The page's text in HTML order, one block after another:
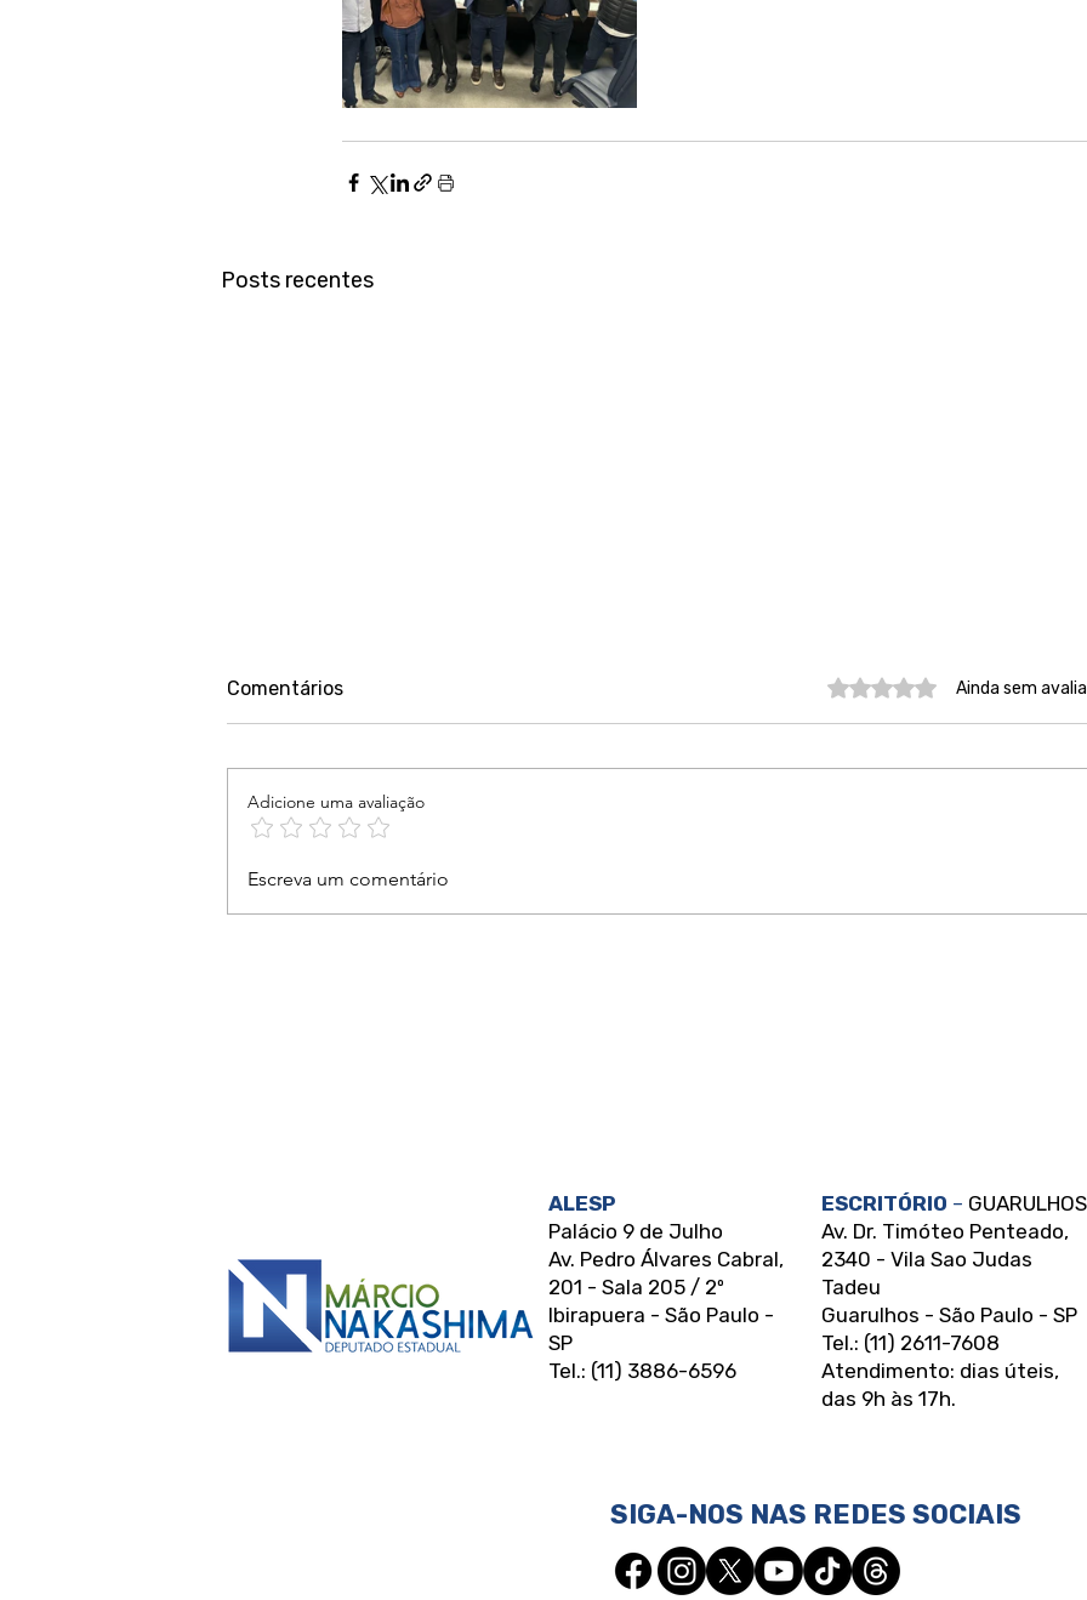
Posts recentes
tem compromisso e
entrega resultado
lado das mulheres vítimas
Comentários Avaliado com 0 de 5
Ainda sem
Adicione uma avaliação
Escreva um comentário
ALESP
Palácio 9 de Julho
Av. Pedro Álvares Cabral,
201 - Sala 205 / 2º
Ibirapuera - São Paulo -
SP
Tel.: (11) 3886-6596
ESCRITÓRIO – GUARULHOS
Av. Dr. Timóteo Penteado,
2340 - Vila Sao Judas
Tadeu
Guarulhos - São Paulo - SP
Tel.: (11) 2611-7608
Atendimento: dias úteis,
das 9h às 17h.
SIGA-NOS NAS REDES SOCIAIS